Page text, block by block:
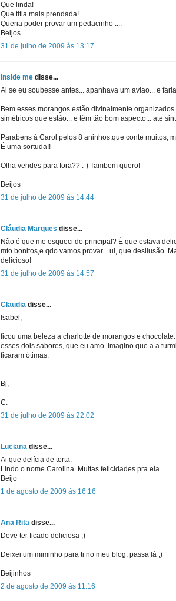
Que linda!
Que titia mais prendada!
Queria poder provar um pedacinho ....
Beijos.
31 de julho de 2009 às 13:17
Inside me disse...
Ai se eu soubesse antes... apanhava um aviao... e
Bem esses morangos estão divinalmente
simétricos que estão... e têm tão bom aspecto... ate
Parabens à Carol pelos 8 aninhos,que conte muitos,
É uma sortuda!!
Olha vendes para fora?? :-) Tambem quero!
Beijos
31 de julho de 2009 às 14:44
Cláudia Marques disse...
Não é que me esqueci do principal? É que estava
mto bonitos,e qdo vamos provar... ui, que desilusão.
delicioso!
31 de julho de 2009 às 14:57
Claudia disse...
Isabel,
ficou uma beleza a charlotte de morangos e
esses dois sabores, que eu amo. Imagino que a a
ficaram ótimas.
Bj,
C.
31 de julho de 2009 às 22:02
Luciana disse...
Ai que delícia de torta.
Lindo o nome Carolina. Muitas felicidades pra ela.
Beijo
1 de agosto de 2009 às 16:16
Ana Rita disse...
Deve ter ficado deliciosa ;)
Deixei um miminho para ti no meu blog, passa lá ;)
Beijinhos
2 de agosto de 2009 às 11:16